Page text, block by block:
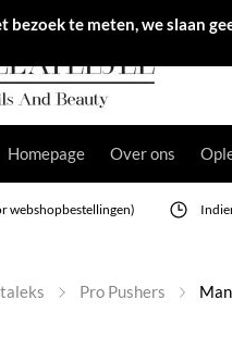
Homepage Over ons
webshopbestellingen)
Pro Pushers
te meten, we slaan